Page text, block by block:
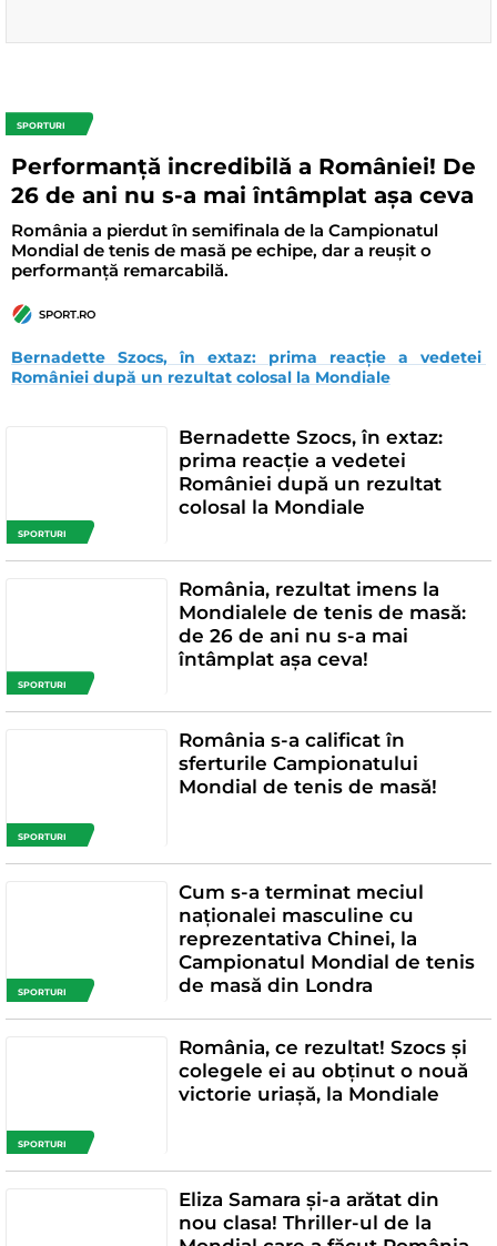
SPORTURI
Performanță incredibilă a României! De
26 de ani nu s-a mai întâmplat așa ceva
România a pierdut în semifinala de la Campionatul
Mondial de tenis de masă pe echipe, dar a reușit o
performanță remarcabilă.
SPORT.RO
Bernadette Szocs, în extaz: prima reacție a vedetei
României după un rezultat colosal la Mondiale
SPORTURI
Bernadette Szocs, în extaz:
prima reacție a vedetei
României după un rezultat
colosal la Mondiale
SPORTURI
România, rezultat imens la
Mondialele de tenis de masă:
de 26 de ani nu s-a mai
întâmplat așa ceva!
SPORTURI
România s-a calificat în
sferturile Campionatului
Mondial de tenis de masă!
SPORTURI
Cum s-a terminat meciul
naționalei masculine cu
reprezentativa Chinei, la
Campionatul Mondial de tenis
de masă din Londra
SPORTURI
România, ce rezultat! Szocs și
colegele ei au obținut o nouă
victorie uriașă, la Mondiale
Eliza Samara și-a arătat din
nou clasa! Thriller-ul de la